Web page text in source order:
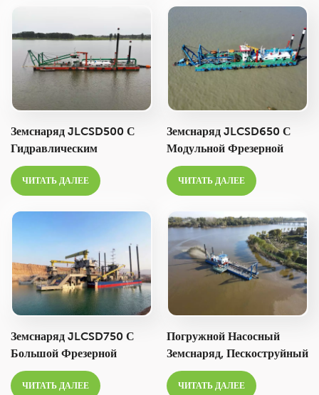
Песка.
Песка.
Земснаряд JLCSD500 С
Гидравлическим
Фрезерным Сошником, 20
Дюймов,
Производительностью
4000 М3/ч, Предназначен
Для Дноуглубительных И
Горнодобывающих Работ.
ЧИТАТЬ ДАЛЕЕ
Земснаряд JLCSD650 С
Модульной Фрезерной
Головкой, 26 Дюймов,
Производительностью
6000 М³/ч, Предназначен
Для Дноуглубительных
Работ На Реках, Озерах И
В Морских Портах.
ЧИТАТЬ ДАЛЕЕ
Земснаряд JLCSD750 С
Большой Фрезерной
Головкой И
Производительностью
ЧИТАТЬ ДАЛЕЕ
Погружной Насосный
Земснаряд, Пескоструйный
Аппарат, Всасывающий
Земснаряд Для Более
ЧИТАТЬ ДАЛЕЕ